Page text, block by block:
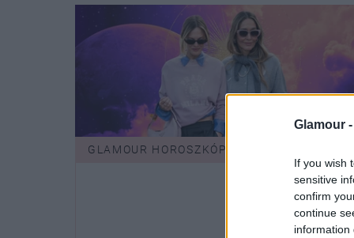
Glamour -
If you wish
sensitive
confirm
continue
information
GLAMOUR HOROSZKÓP